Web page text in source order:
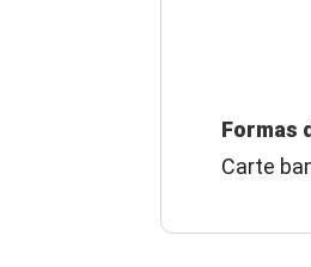
Formas
Carte